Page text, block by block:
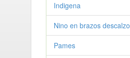
Indigena
Nino en brazos descalzo
Pames